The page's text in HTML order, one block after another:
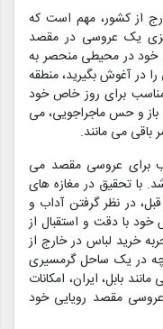
از کشور، مهم است که
یک عروسی در مقصد
خود در محیطی منحصر به
در آغوش بگیرید، منطقه
برای روز خاص خود
باز و حس ماجراجویی، می
باقی می مانند.
برای عروسی مقصد می
با تحقیق در مغازه های
در نظر گرفتن آداب و
با دقت و استقبال از
خرید لباس در خارج از
در یک ساحل گرمسیری
بابل، ایران، امکانات
عروسی مقصد رویایی خود